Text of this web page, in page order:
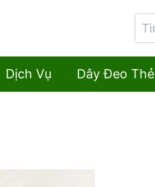
Dịch Vụ Dây Đeo Thẻ